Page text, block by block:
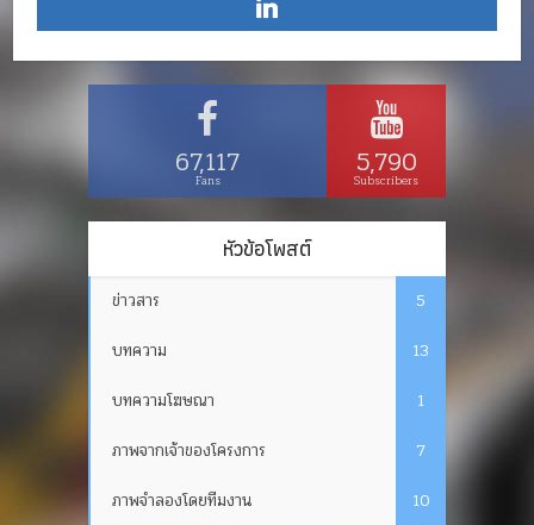
67,117
Fans 5,790
Subscribers
หัวข้อโพสต์
ข่าวสาร
5
บทความ
13
บทความโฆษณา
1
ภาพจากเจ้าของโครงการ
7
ภาพจำลองโดยทีมงาน
10